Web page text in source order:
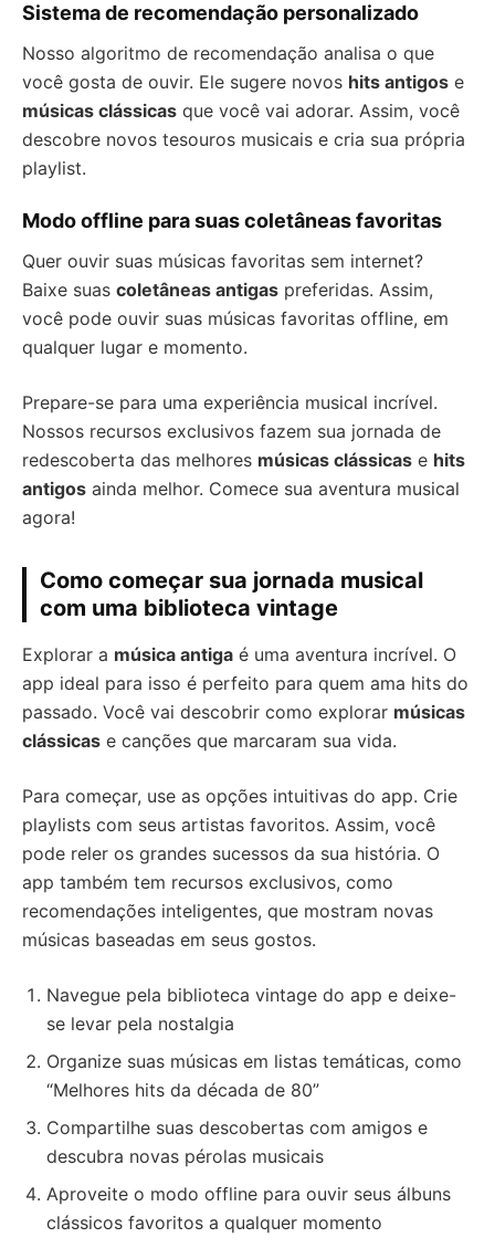
Sistema de recomendação personalizado
Nosso algoritmo de recomendação analisa o que
você gosta de ouvir. Ele sugere novos hits antigos e
músicas clássicas que você vai adorar. Assim, você
descobre novos tesouros musicais e cria sua própria
playlist.
Modo offline para suas coletâneas favoritas
Quer ouvir suas músicas favoritas sem internet?
Baixe suas coletâneas antigas preferidas. Assim,
você pode ouvir suas músicas favoritas offline, em
qualquer lugar e momento.
Prepare-se para uma experiência musical incrível.
Nossos recursos exclusivos fazem sua jornada de
redescoberta das melhores músicas clássicas e hits
antigos ainda melhor. Comece sua aventura musical
agora!
Como começar sua jornada musical
com uma biblioteca vintage
Explorar a música antiga é uma aventura incrível. O
app ideal para isso é perfeito para quem ama hits do
passado. Você vai descobrir como explorar músicas
clássicas e canções que marcaram sua vida.
Para começar, use as opções intuitivas do app. Crie
playlists com seus artistas favoritos. Assim, você
pode reler os grandes sucessos da sua história. O
app também tem recursos exclusivos, como
recomendações inteligentes, que mostram novas
músicas baseadas em seus gostos.
Navegue pela biblioteca vintage do app e deixe-
se levar pela nostalgia
Organize suas músicas em listas temáticas, como
“Melhores hits da década de 80”
Compartilhe suas descobertas com amigos e
descubra novas pérolas musicais
Aproveite o modo offline para ouvir seus álbuns
clássicos favoritos a qualquer momento